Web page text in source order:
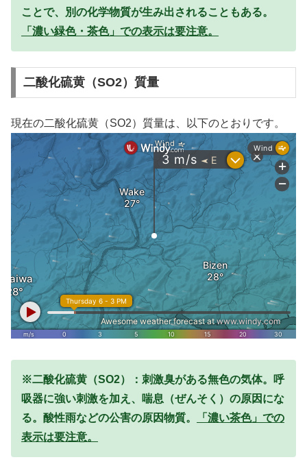
ことで、別の化学物質が生み出されることもある。
「濃い緑色・茶色」での表示は要注意。
二酸化硫黄（SO2）質量
現在の二酸化硫黄（SO2）質量は、以下のとおりです。
※二酸化硫黄（SO2）：刺激臭がある無色の気体。呼
吸器に強い刺激を加え、喘息（ぜんそく）の原因にな
る。酸性雨などの公害の原因物質。
「濃い茶色」での
表示は要注意。